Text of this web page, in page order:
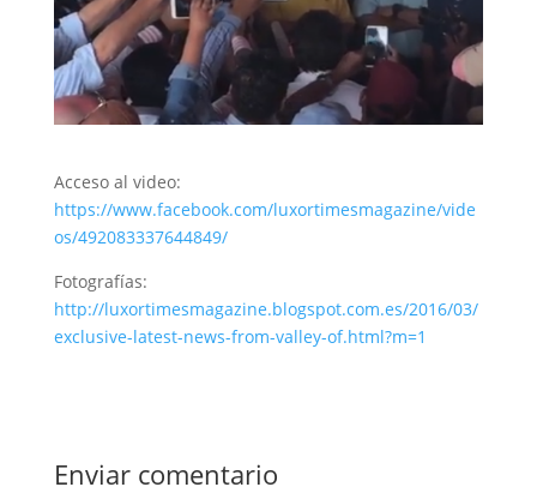
Acceso al video:
https://www.facebook.com/luxortimesmagazine/vide
os/492083337644849/
Fotografías:
http://luxortimesmagazine.blogspot.com.es/2016/03/
exclusive-latest-news-from-valley-of.html?m=1
Enviar comentario